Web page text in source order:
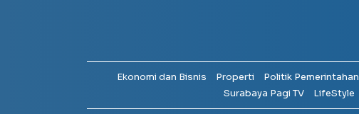
Ekonomi dan Bisnis Properti Politik Pemerintahan
Surabaya Pagi TV
LifeStyle